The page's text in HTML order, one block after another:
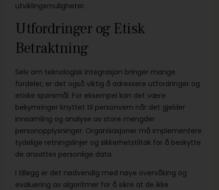
utviklingsmuligheter.
Utfordringer og Etisk
Betraktning
Selv om teknologisk integrasjon bringer mange
fordeler, er det også viktig å adressere utfordringer og
etiske spørsmål. For eksempel kan det være
bekymringer knyttet til personvern når det gjelder
innsamling og analyse av store mengder
personopplysninger. Organisasjoner må implementere
tydelige retningslinjer og sikkerhetstiltak for å beskytte
de ansattes personlige data.
I tillegg er det nødvendig med nøye overvåking og
evaluering av algoritmer for å sikre at de ikke